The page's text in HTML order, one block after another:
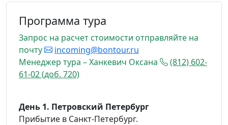
Программа тура
Запрос на расчет стоимости отправляйте на
почту
incoming@bontour.ru
Менеджер тура – Ханкевич Оксана
(812) 602-
61-02 (доб. 720)
День 1. Петровский Петербург
Прибытие в Санкт-Петербург.